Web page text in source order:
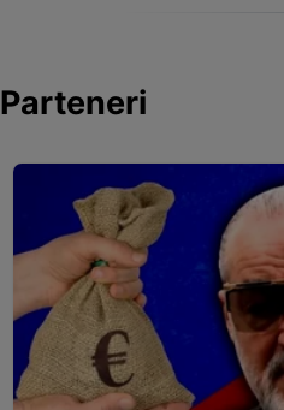
Parteneri